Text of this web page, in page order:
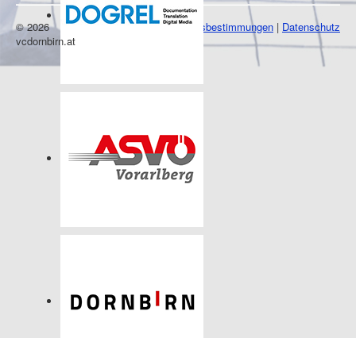
Impressum| Nutzungsbestimmungen | Datenschutz
© 2026
vcdornbirn.at